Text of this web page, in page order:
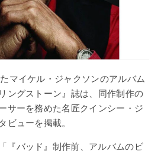
マイケル・ジャクソンのアルバム
ングストーン』誌は、同作制作の
サーを務めた名匠クインシー・ジ
ビューを掲載。
『バッド』制作前、アルバムのビ